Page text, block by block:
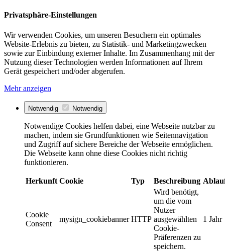
Privatsphäre-Einstellungen
Wir verwenden Cookies, um unseren Besuchern ein optimales
Website-Erlebnis zu bieten, zu Statistik- und Marketingzwecken
sowie zur Einbindung externer Inhalte. Im Zusammenhang mit der
Nutzung dieser Technologien werden Informationen auf Ihrem
Gerät gespeichert und/oder abgerufen.
Mehr anzeigen
Notwendig Notwendig
Notwendige Cookies helfen dabei, eine Webseite nutzbar zu
machen, indem sie Grundfunktionen wie Seitennavigation
und Zugriff auf sichere Bereiche der Webseite ermöglichen.
Die Webseite kann ohne diese Cookies nicht richtig
funktionieren.
Herkunft Cookie Typ Beschreibung
Cookie
Consent
mysign_cookiebanner HTTP
Wird benötigt,
um die vom
Nutzer
ausgewählten
Cookie-
Präferenzen zu
speichern.
1 Jahr